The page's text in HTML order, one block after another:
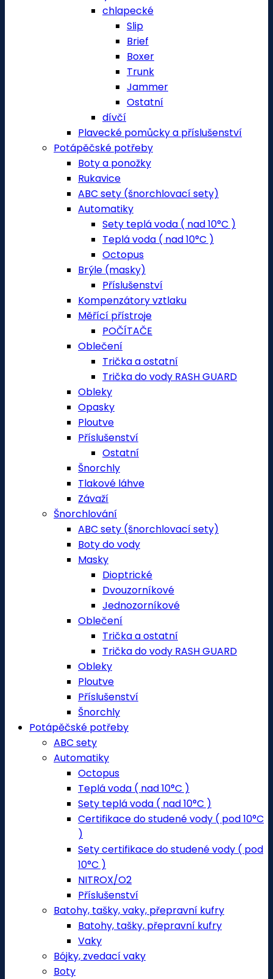
chlapecké
Slip
Brief
Boxer
Trunk
Jammer
Ostatní
dívčí
Plavecké pomůcky a příslušenství
Potápěčské potřeby
Boty a ponožky
Rukavice
ABC sety (šnorchlovací sety)
Automatiky
Sety teplá voda ( nad 10°C )
Teplá voda ( nad 10°C )
Octopus
Brýle (masky)
Příslušenství
Kompenzátory vztlaku
Měřící přístroje
POČÍTAČE
Oblečení
Trička a ostatní
Trička do vody RASH GUARD
Obleky
Opasky
Ploutve
Příslušenství
Ostatní
Šnorchly
Tlakové láhve
Závaží
Šnorchlování
ABC sety (šnorchlovací sety)
Boty do vody
Masky
Dioptrické
Dvouzorníkové
Jednozorníkové
Oblečení
Trička a ostatní
Trička do vody RASH GUARD
Obleky
Ploutve
Příslušenství
Šnorchly
Potápěčské potřeby
ABC sety
Automatiky
Octopus
Teplá voda ( nad 10°C )
Sety teplá voda ( nad 10°C )
Certifikace do studené vody ( pod 10°C
)
Sety certifikace do studené vody ( pod
10°C )
NITROX/O2
Příslušenství
Batohy, tašky, vaky, přepravní kufry
Batohy, tašky, přepravní kufry
Vaky
Bójky, zvedací vaky
Boty